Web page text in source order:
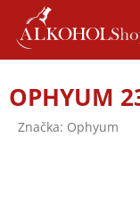
obsah
OPHYUM
Značka: Ophyum